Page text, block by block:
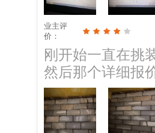
业主评
价：
刚开始一直在挑
然后那个详细报
公司，可不可以
后通过装修群的
修队比较适合我